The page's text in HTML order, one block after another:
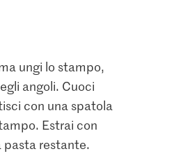
ungi lo stampo,
angoli. Cuoci
con una spatola
Estrai con
pasta restante.